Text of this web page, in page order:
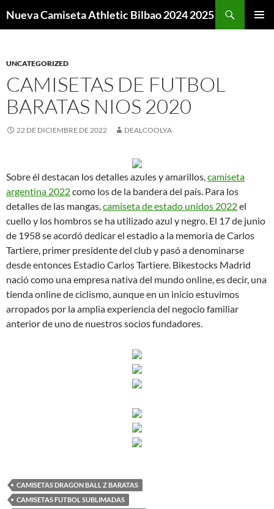
Nueva Camiseta Athletic Bilbao 2024 2025
UNCATEGORIZED
CAMISETAS DE FUTBOL
BARATAS NIOS 2020
22 DE DICIEMBRE DE 2022 DEALCOOLYA
Sobre él destacan los detalles azules y amarillos,camiseta
argentina 2022como los de la bandera del país. Para los
detalles de las mangas,camiseta de estado unidos 2022el
cuello y los hombros se ha utilizado azul y negro. El 17 de junio
de 1958 se acordó dedicar el estadio a la memoria de Carlos
Tartiere, primer presidente del club y pasó a denominarse
desde entonces Estadio Carlos Tartiere. Bikestocks Madrid
nació como una empresa nativa del mundo online, es decir, una
tienda online de ciclismo, aunque en un inicio estuvimos
arropados por la amplia experiencia del negocio familiar
anterior de uno de nuestros socios fundadores.
CAMISETAS DRAGON BALL Z BARATAS
CAMISETAS FUTBOL SUBLIMADAS